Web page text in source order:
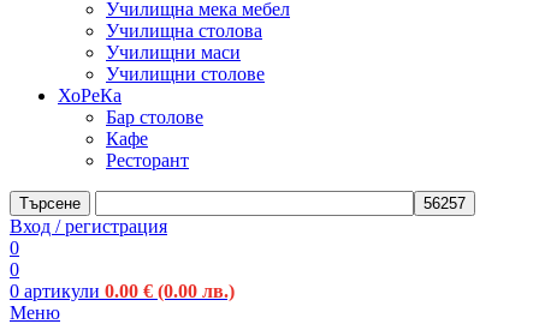
Училищна мека мебел
Училищна столова
Училищни маси
Училищни столове
ХоРеКа
Бар столове
Кафе
Ресторант
Търсене
Вход / регистрация
0
0
0 артикули 0.00 € (0.00 лв.)
Меню